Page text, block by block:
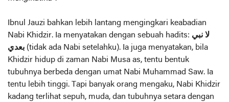
Ibnul Jauzi bahkan lebih lantang mengingkari keabadian
Nabi Khidzir. Ia menyatakan dengan sebuah hadits: لا نبي
بعدي (tidak ada Nabi setelahku). Ia juga menyatakan, bila
Khidzir hidup di zaman Nabi Musa as, tentu bentuk
tubuhnya berbeda dengan umat Nabi Muhammad Saw. Ia
tentu lebih tinggi. Tapi banyak orang mengaku, Nabi Khidzir
kadang terlihat sepuh, muda, dan tubuhnya setara dengan